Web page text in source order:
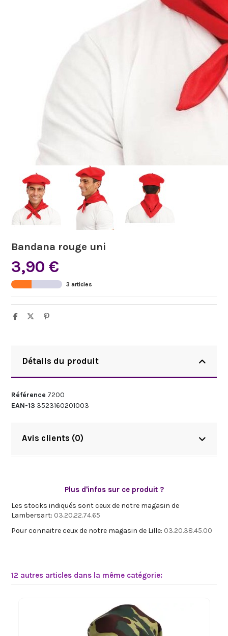
Bandana rouge uni
3,90 €
3 articles
Détails du produit
Référence 7200
EAN-13 3523160201003
Avis clients (0)
Plus d'infos sur ce produit ?
Les stocks indiqués sont ceux de notre magasin de
Lambersart: 03.20.22.74.65
Pour connaitre ceux de notre magasin de Lille: 03.20.38.45.00
12 autres articles dans la même catégorie: